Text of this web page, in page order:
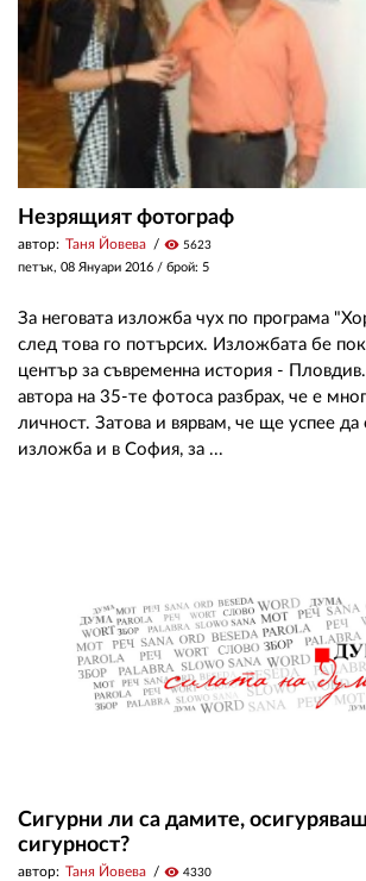
Незрящият фотограф
автор: Таня Йовева visibility 5623
петък, 08 Януари 2016 / брой: 5
За неговата изложба чух по програма
след това го потърсих. Изложбата бе
център за съвременна история -
автора на 35-те фотоса разбрах, че е
личност. Затова и вярвам, че ще успее да
изложба и в София, за ...
Сигурни ли са дамите,
сигурност?
автор: Таня Йовева visibility 4330